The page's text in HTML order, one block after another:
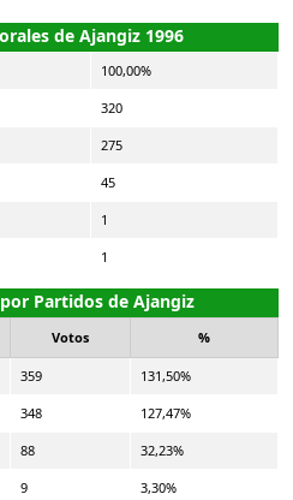
de Ajangiz 1996
100,00%
320
275
45
1
1
Partidos de Ajangiz
Votos %
359 131,50%
348 127,47%
88 32,23%
9 3,30%